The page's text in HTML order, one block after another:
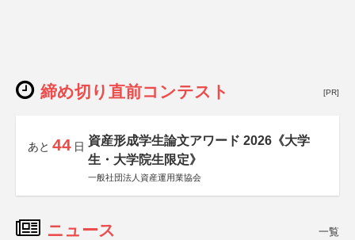
締め切り直前コンテスト [PR]
あと 44 日 資産形成学生論文アワード 2026《大学
生・大学院生限定》
一般社団法人資産運用業協会
ニュース 一覧